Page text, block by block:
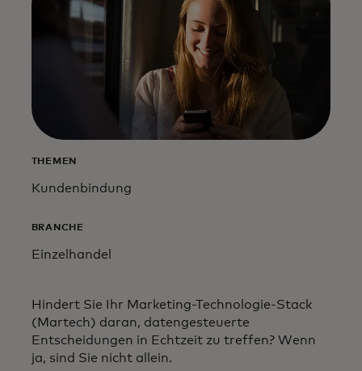
THEMEN
Kundenbindung
BRANCHE
Einzelhandel
Hindert Sie Ihr Marketing-Technologie-Stack
(Martech) daran, datengesteuerte
Entscheidungen in Echtzeit zu treffen? Wenn
ja, sind Sie nicht allein.